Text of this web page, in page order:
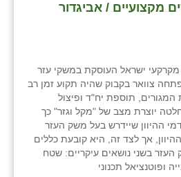
מקצועיים / אביגדור
מועצת מקרקעי ישראל העוסקת במשקי עזר
ביום 19.11.17 פתחה צוואר בקבוק שהיה תקוע זמן רב
המגורים, תוספת יח"ד ופיצול
יוצרת מצב של "מקל וגזר" כך
ההיוון שיידרש בעל משק העזר
אך לצד זה, היא קובעת כללים
בשני נושאים עיקריים: שטח
ופוטנציאל תכנוני